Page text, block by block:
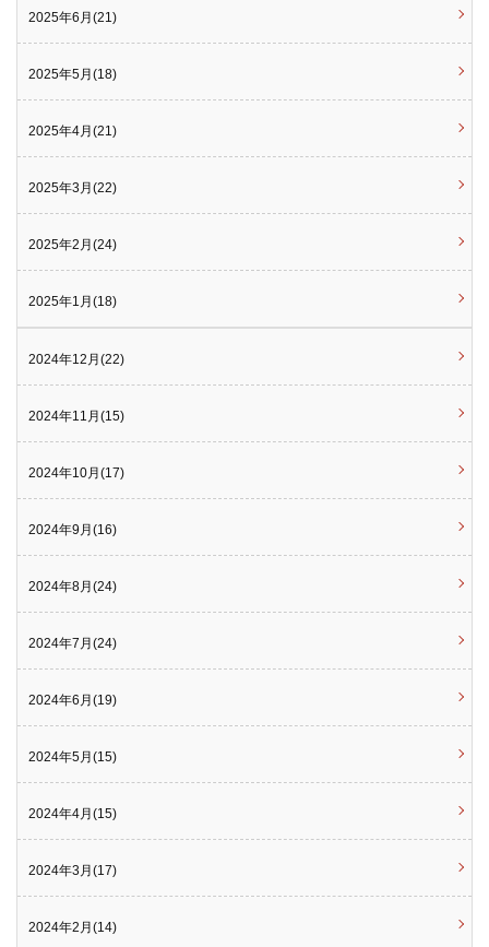
2025年6月(21)
2025年5月(18)
2025年4月(21)
2025年3月(22)
2025年2月(24)
2025年1月(18)
2024年12月(22)
2024年11月(15)
2024年10月(17)
2024年9月(16)
2024年8月(24)
2024年7月(24)
2024年6月(19)
2024年5月(15)
2024年4月(15)
2024年3月(17)
2024年2月(14)